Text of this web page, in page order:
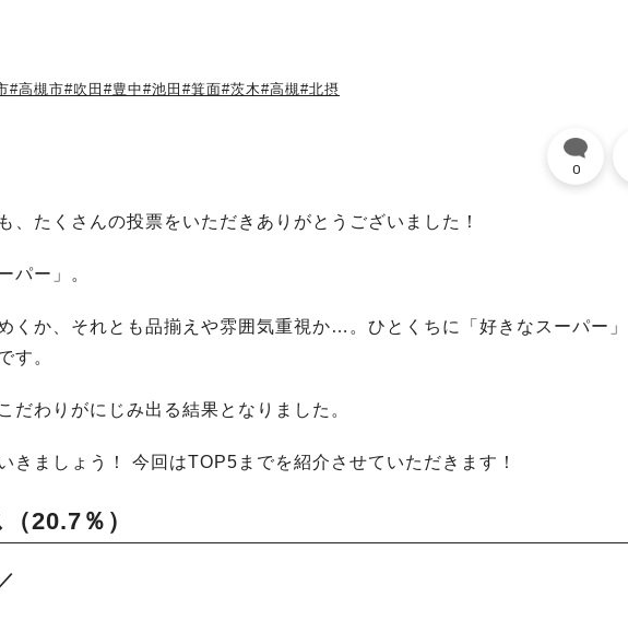
#高槻市#吹田 #豊中#池田 #箕面#茨木#高槻#北摂
0
、たくさんの投票をいただきありがとうございました！
パー」。
くか、それとも品揃えや雰囲気重視か…。ひとくちに「好きなスーパー
す。
だわりがにじみ出る結果となりました。
きましょう！ 今回はTOP5までを紹介させていただきます！
20.7％）